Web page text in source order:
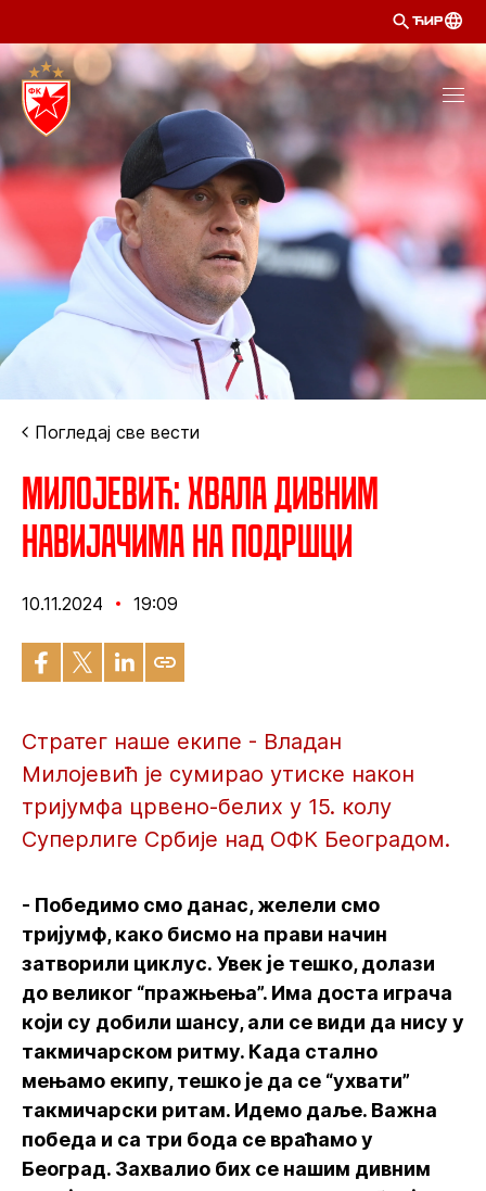
ЋИР
Погледај све вести
Милојевић: Хвала дивним
навијачима на подршци
10.11.2024 19:09
Стратег наше екипе - Владан
Милојевић је сумирао утиске након
тријумфа црвено-белих у 15. колу
Суперлиге Србије над ОФК Београдом.
- Победимо смо данас, желели смо
тријумф, како бисмо на прави начин
затворили циклус. Увек је тешко, долази
до великог “пражњења”. Има доста играча
који су добили шансу, али се види да нису у
такмичарском ритму. Када стално
мењамо екипу, тешко је да се “ухвати”
такмичарски ритам. Идемо даље. Важна
победа и са три бода се враћамо у
Београд. Захвалио бих се нашим дивним